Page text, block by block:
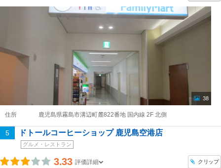
38
住所 鹿児島県霧島市溝辺町麓822番地 国内線 2F 北側
5 ドトールコーヒーショップ 鹿児島空港店
グルメ・レストラン
3.33 評価詳細 クリップ